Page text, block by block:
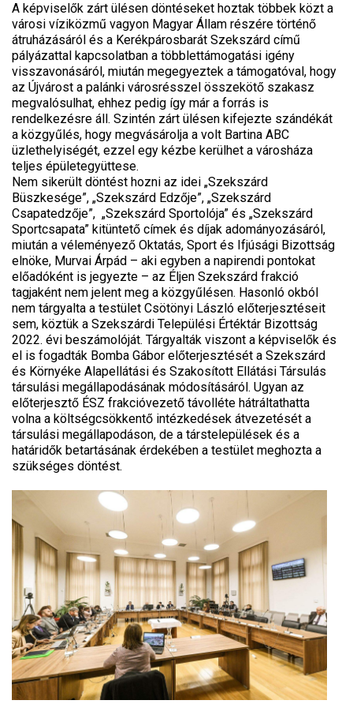
A képviselők zárt ülésen döntéseket hoztak többek közt a
városi víziközmű vagyon Magyar Állam részére történő
átruházásáról és a Kerékpárosbarát Szekszárd című
pályázattal kapcsolatban a többlettámogatási igény
visszavonásáról, miután megegyeztek a támogatóval, hogy
az Újvárost a palánki városrésszel összekötő szakasz
megvalósulhat, ehhez pedig így már a forrás is
rendelkezésre áll. Szintén zárt ülésen kifejezte szándékát
a közgyűlés, hogy megvásárolja a volt Bartina ABC
üzlethelyiségét, ezzel egy kézbe kerülhet a városháza
teljes épületegyüttese.
Nem sikerült döntést hozni az idei „Szekszárd
Büszkesége”, „Szekszárd Edzője”, „Szekszárd
Csapatedzője”, „Szekszárd Sportolója” és „Szekszárd
Sportcsapata” kitüntető címek és díjak adományozásáról,
miután a véleményező Oktatás, Sport és Ifjúsági Bizottság
elnöke, Murvai Árpád – aki egyben a napirendi pontokat
előadóként is jegyezte – az Éljen Szekszárd frakció
tagjaként nem jelent meg a közgyűlésen. Hasonló okból
nem tárgyalta a testület Csötönyi László előterjesztéseit
sem, köztük a Szekszárdi Települési Értéktár Bizottság
2022. évi beszámolóját. Tárgyalták viszont a képviselők és
el is fogadták Bomba Gábor előterjesztését a Szekszárd
és Környéke Alapellátási és Szakosított Ellátási Társulás
társulási megállapodásának módosításáról. Ugyan az
előterjesztő ÉSZ frakcióvezető távolléte hátráltathatta
volna a költségcsökkentő intézkedések átvezetését a
társulási megállapodáson, de a társtelepülések és a
határidők betartásának érdekében a testület meghozta a
szükséges döntést.